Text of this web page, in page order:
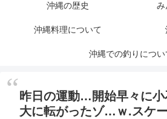
沖縄の歴史 み
沖縄料理について
沖縄での釣りについ
昨日の運動…開始早々に
大に転がったゾ…ｗ.スケ